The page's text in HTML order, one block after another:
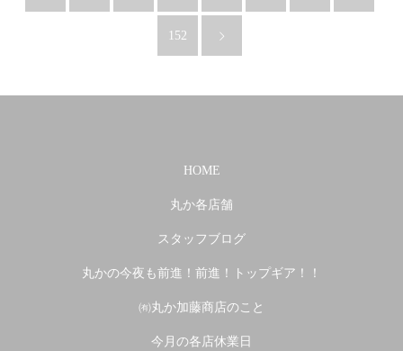
152
HOME
丸か各店舗
スタッフブログ
丸かの今夜も前進！前進！トップギア！！
㈲丸か加藤商店のこと
今月の各店休業日